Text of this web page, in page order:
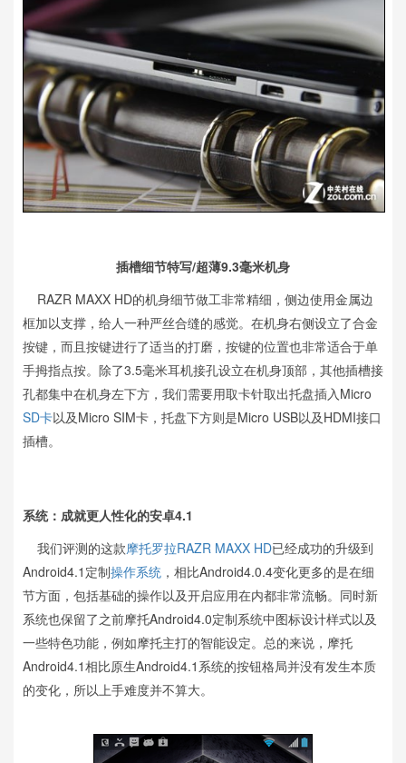
插槽细节特写/超薄9.3毫米机身
RAZR MAXX HD的机身细节做工非常精细，侧边使用金属边
框加以支撑，给人一种严丝合缝的感觉。在机身右侧设立了合金
按键，而且按键进行了适当的打磨，按键的位置也非常适合于单
手拇指点按。除了3.5毫米耳机接孔设立在机身顶部，其他插槽接
孔都集中在机身左下方，我们需要用取卡针取出托盘插入Micro
SD卡以及Micro SIM卡，托盘下方则是Micro USB以及HDMI接口
插槽。
系统：成就更人性化的安卓4.1
我们评测的这款摩托罗拉RAZR MAXX HD已经成功的升级到
Android4.1定制操作系统 ，相比Android4.0.4变化更多的是在细
节方面，包括基础的操作以及开启应用在内都非常流畅。同时新
系统也保留了之前摩托Android4.0定制系统中图标设计样式以及
一些特色功能，例如摩托主打的智能设定。总的来说，摩托
Android4.1相比原生Android4.1系统的按钮格局并没有发生本质
的变化，所以上手难度并不算大。